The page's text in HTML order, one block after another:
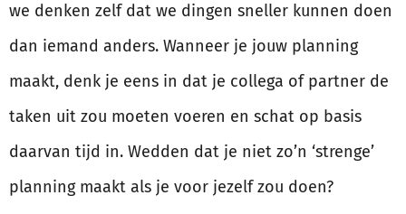
we denken zelf dat we dingen sneller kunnen doen
dan iemand anders. Wanneer je jouw planning
maakt, denk je eens in dat je collega of partner de
taken uit zou moeten voeren en schat op basis
daarvan tijd in. Wedden dat je niet zo’n ‘strenge’
planning maakt als je voor jezelf zou doen?